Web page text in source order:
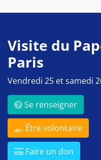
Visite du
Paris
Vendredi 25 et samedi
Se renseigner
Être volontaire
Faire un don